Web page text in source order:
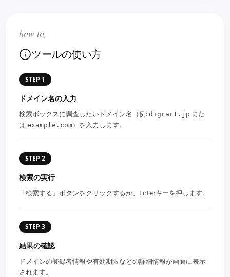
how to,
ツールの使い方
STEP 1
ドメイン名の入力
検索ボックスに調査したいドメイン名（例: digrart.jp また
は example.com）を入力します。
STEP 2
検索の実行
「検索する」ボタンをクリックするか、Enterキーを押します。
STEP 3
結果の確認
ドメインの登録者情報や有効期限などの詳細情報が画面に表示
されます。